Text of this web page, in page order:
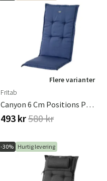
Flere varianter
Fritab
Canyon 6 Cm Positions Pude Strukturdralon Blå
493 kr580 kr
-30% Hurtig levering